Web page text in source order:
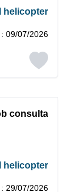
helicopter
09/07/2026
consulta
helicopter
29/07/2026